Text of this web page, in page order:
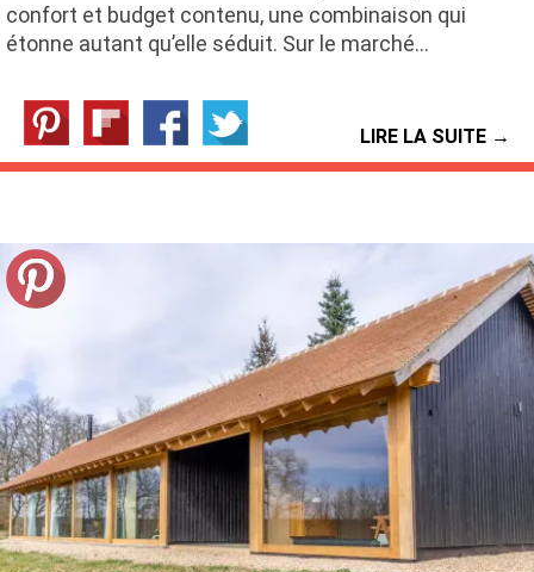
confort et budget contenu, une combinaison qui
étonne autant qu’elle séduit. Sur le marché…
LIRE LA SUITE →